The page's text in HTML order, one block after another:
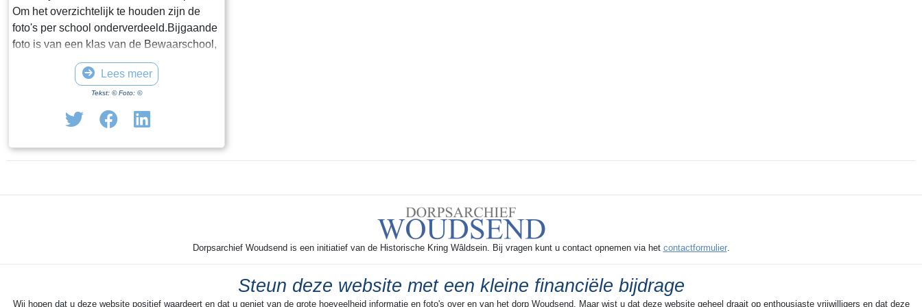
Om het overzichtelijk te houden zijn de
foto's per school onderverdeeld.Bijgaande
foto is van een klas van de Bewaarschool,
omstreeks 1930. De namen zijn niet
Lees meer
Tekst: © Foto: ©
Dorpsarchief Woudsend is een initiatief van de Historische Kring Wâldsein. Bij vragen kunt u contact opnemen via het contactformulier.
Steun deze website met een kleine financiële bijdrage
Wij hopen dat u deze website positief waardeert en dat u geniet van de grote hoeveelheid informatie en foto's over en van het dorp Woudsend. Maar wist u dat deze website geheel draait op enthousiaste vrijwilligers en dat deze